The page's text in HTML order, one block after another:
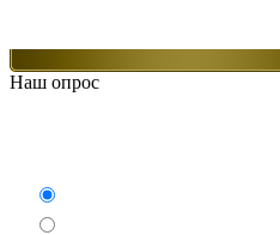
Наш опрос